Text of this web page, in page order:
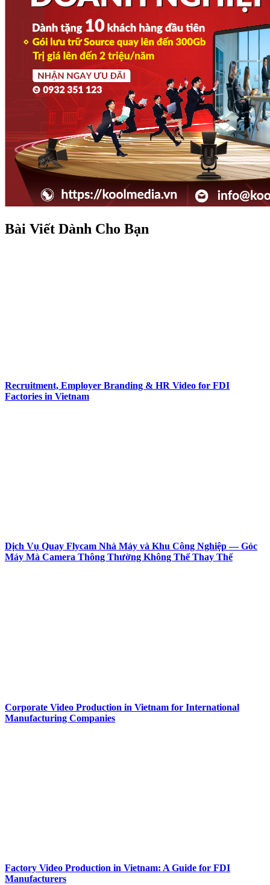
Bài Viết Dành Cho Bạn
Recruitment, Employer Branding & HR Video for FDI
Factories in Vietnam
Dịch Vụ Quay Flycam Nhà Máy và Khu Công Nghiệp — Góc
Máy Mà Camera Thông Thường Không Thể Thay Thế
Corporate Video Production in Vietnam for International
Manufacturing Companies
Factory Video Production in Vietnam: A Guide for FDI
Manufacturers